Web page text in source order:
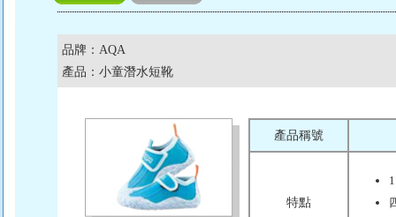
品牌：AQA
產品：小童潛水短靴
產品稱號
特點